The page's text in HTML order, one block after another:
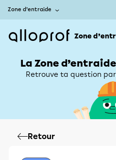
Zone d’entraide
Zone
La Zone
Retrouve ta question
Retour